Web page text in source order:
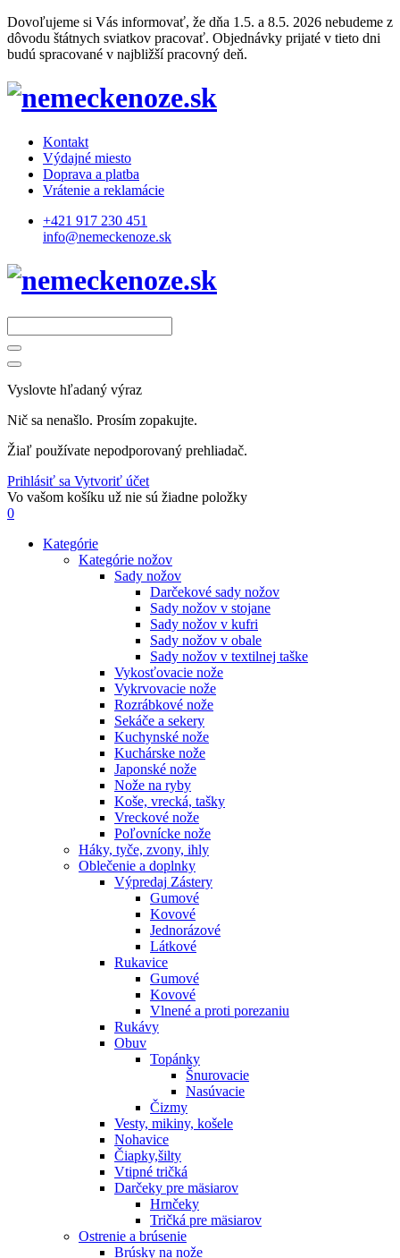
Dovoľujeme si Vás informovať, že dňa 1.5. a 8.5. 2026 nebudeme z
dôvodu štátnych sviatkov pracovať. Objednávky prijaté v tieto dni
budú spracované v najbližší pracovný deň.
Kontakt
Výdajné miesto
Doprava a platba
Vrátenie a reklamácie
+421 917 230 451
info@nemeckenoze.sk
Vyslovte hľadaný výraz
Nič sa nenašlo. Prosím zopakujte.
Žiaľ používate nepodporovaný prehliadač.
Prihlásiť sa Vytvoriť účet
Vo vašom košíku už nie sú žiadne položky
0
Kategórie
Kategórie nožov
Sady nožov
Darčekové sady nožov
Sady nožov v stojane
Sady nožov v kufri
Sady nožov v obale
Sady nožov v textilnej taške
Vykosťovacie nože
Vykrvovacie nože
Rozrábkové nože
Sekáče a sekery
Kuchynské nože
Kuchárske nože
Japonské nože
Nože na ryby
Koše, vrecká, tašky
Vreckové nože
Poľovnícke nože
Háky, tyče, zvony, ihly
Oblečenie a doplnky
Výpredaj Zástery
Gumové
Kovové
Jednorázové
Látkové
Rukavice
Gumové
Kovové
Vlnené a proti porezaniu
Rukávy
Obuv
Topánky
Šnurovacie
Nasúvacie
Čizmy
Vesty, mikiny, košele
Nohavice
Čiapky,šilty
Vtipné tričká
Darčeky pre mäsiarov
Hrnčeky
Tričká pre mäsiarov
Ostrenie a brúsenie
Brúsky na nože